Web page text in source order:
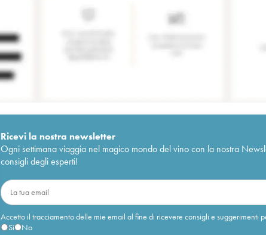
Ricevi la nostra newsletter
Ogni settimana viaggia nel magico mondo del vino con la nostra
consigli degli esperti!
Accetto il tracciamento delle mie email al fine di ricevere consigli e suggerimenti
Sì
No